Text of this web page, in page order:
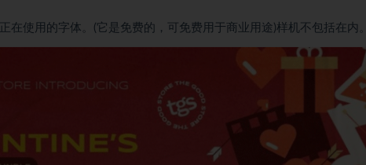
在使用的字体。(它是免费的，可免费用于商业用途)样机不包括在内。